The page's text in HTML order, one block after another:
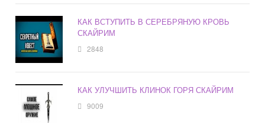
КАК ВСТУПИТЬ В СЕРЕБРЯНУЮ КРОВЬ
СКАЙРИМ
2848
КАК УЛУЧШИТЬ КЛИНОК ГОРЯ СКАЙРИМ
9009